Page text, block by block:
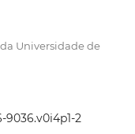
Universidade de
9036.v0i4p1-2